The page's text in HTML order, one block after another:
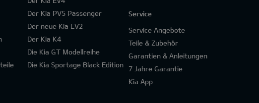
Der Kia PV5 Passenger
Der neue Kia EV2
Der Kia K4
Die Kia GT Modellreihe
Die Kia Sportage Black Edition
Service
Service Angebote
Teile & Zubehör
Garantien & Anleitungen
7 Jahre Garantie
Kia App